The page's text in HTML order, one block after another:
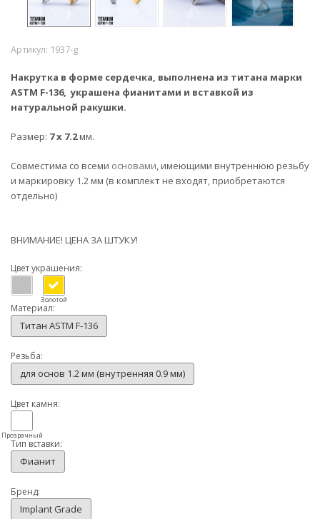
Артикул: 1937-g
Накрутка в форме cердечка, выполнена из титана марки
ASTM F-136, украшена фианитами и вставкой из
натуральной ракушки.
Размер: 7 x 7.2мм.
Совместима со всеми основами, имеющими внутреннюю резьбу
и маркировку 1.2 мм (в комплект не входят, приобретаются
отдельно)
ВНИМАНИЕ! ЦЕНА ЗА ШТУКУ!
Цвет украшения:
Золотой
Материал:
Титан ASTM F-136
Резьба:
для основ 1.2 мм (внутренняя 0.9 мм)
Цвет камня:
Прозрачный
Тип вставки:
Фианит
Бренд:
Implant Grade